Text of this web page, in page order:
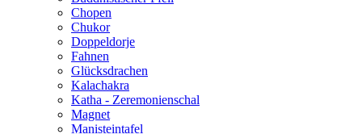
Chopen
Chukor
Doppeldorje
Fahnen
Glücksdrachen
Kalachakra
Katha - Zeremonienschal
Magnet
Manisteintafel